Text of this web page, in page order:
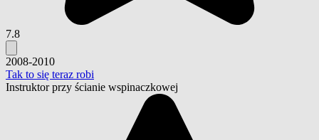
7.8
2008-2010
Tak to się teraz robi
Instruktor przy ścianie wspinaczkowej